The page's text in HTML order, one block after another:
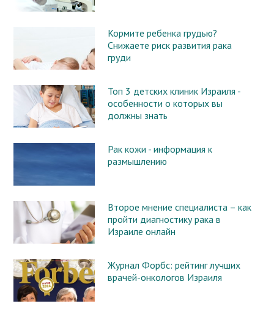
Кормите ребенка грудью?
Снижаете риск развития рака
груди
Топ 3 детских клиник Израиля -
особенности о которых вы
должны знать
Рак кожи - информация к
размышлению
Второе мнение специалиста – как
пройти диагностику рака в
Израиле онлайн
Журнал Форбс: рейтинг лучших
врачей-онкологов Израиля